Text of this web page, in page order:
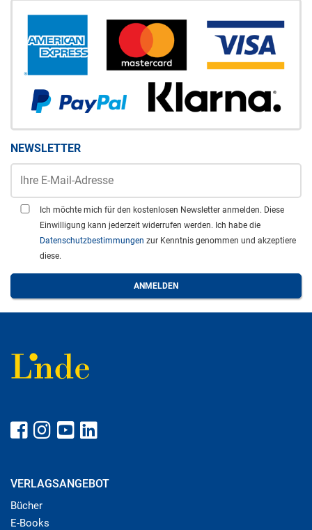
NEWSLETTER
Ich möchte mich für den kostenlosen Newsletter anmelden. Diese
Einwilligung kann jederzeit widerrufen werden. Ich habe die
Datenschutzbestimmungen zur Kenntnis genommen und akzeptiere
diese.
VERLAGSANGEBOT
Bücher
E-Books